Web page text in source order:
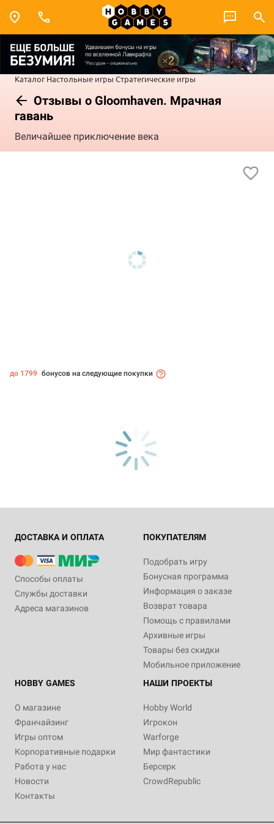
Каталог Настольные игры Стратегические игры
Отзывы о Gloomhaven. Мрачная
гавань
Величайшее приключение века
до 1799 бонусов на следующие покупки
ДОСТАВКА И ОПЛАТА
Способы оплаты
Службы доставки
Адреса магазинов
ПОКУПАТЕЛЯМ
Подобрать игру
Бонусная программа
Информация о заказе
Возврат товара
Помощь с правилами
Архивные игры
Товары без скидки
Мобильное приложение
HOBBY GAMES
О магазине
Франчайзинг
Игры оптом
Корпоративные подарки
Работа у нас
Новости
Контакты
НАШИ ПРОЕКТЫ
Hobby World
Игрокон
Warforge
Мир фантастики
Берсерк
CrowdRepublic